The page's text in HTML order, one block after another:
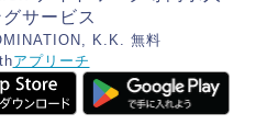
サービス
K.K.
無料
アプリーチ